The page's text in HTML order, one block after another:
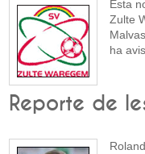
Esta
Zulte
ha
Reporte de